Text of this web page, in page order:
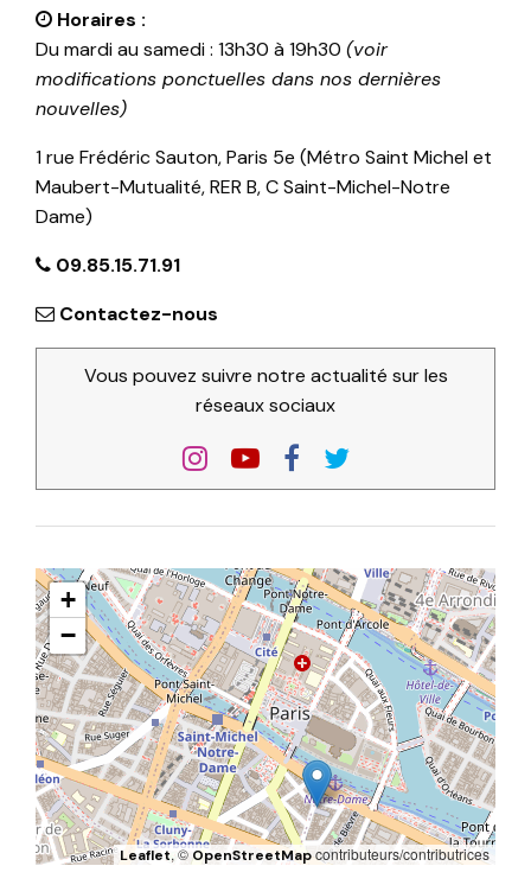
Horaires :
Du mardi au samedi : 13h30 à 19h30 (voir
modifications ponctuelles dans nos dernières
nouvelles)
1 rue Frédéric Sauton, Paris 5e (Métro Saint Michel et
Maubert-Mutualité, RER B, C Saint-Michel-Notre
Dame)
09.85.15.71.91
Contactez-nous
Vous pouvez suivre notre actualité sur les
réseaux sociaux
+
−
Leaflet, ©OpenStreetMapcontributeurs/contributrices